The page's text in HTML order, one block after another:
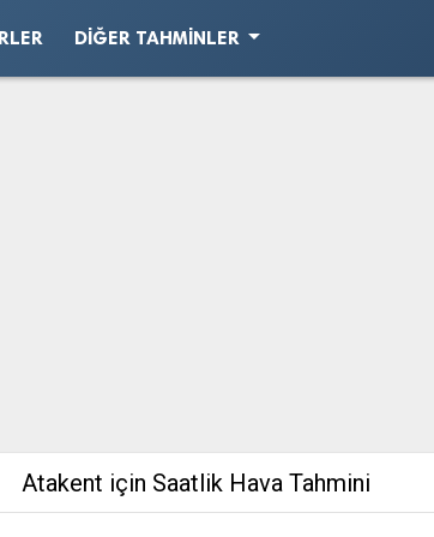
DIĞER TAHMINLERarrow_drop_down
Atakent için Saatlik Hava Tahmini